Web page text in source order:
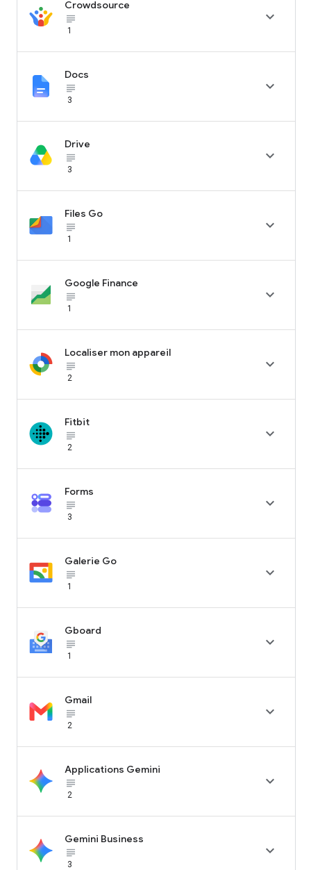
Crowdsource
subject_black
1

Docs
subject_black
3

Drive
subject_black
3

Files Go
subject_black
1

Google Finance
subject_black
1

Localiser mon appareil
subject_black
2

Fitbit
subject_black
2

Forms
subject_black
3

Galerie Go
subject_black
1

Gboard
subject_black
1

Gmail
subject_black
2

Applications Gemini
subject_black
2

Gemini Business
subject_black
3
